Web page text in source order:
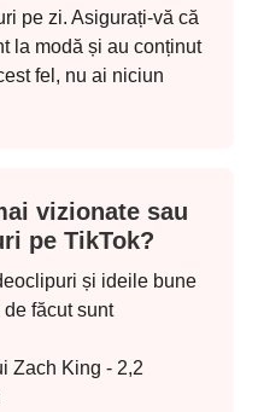
pe zi. Asigurați-vă că
la modă și au conținut
fel, nu ai niciun
vizionate sau
pe TikTok?
și ideile bune
făcut sunt
Zach King - 2,2